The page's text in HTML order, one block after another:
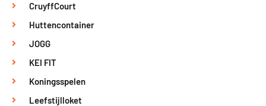
CruyffCourt
Huttencontainer
JOGG
KEI FIT
Koningsspelen
Leefstijlloket